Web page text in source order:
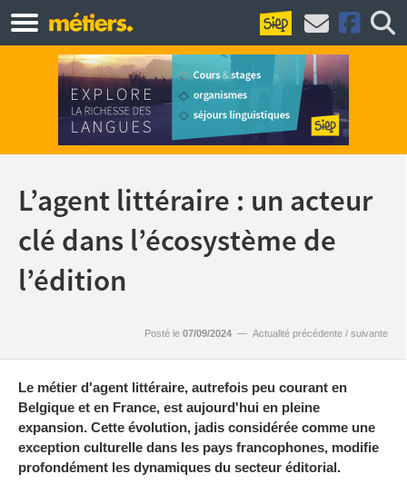
L’agent littéraire : un acteur
clé dans l’écosystème de
l’édition
Posté le 07/09/2024 — Actualité précédente / suivante
Le métier d'agent littéraire, autrefois peu courant en
Belgique et en France, est aujourd'hui en pleine
expansion. Cette évolution, jadis considérée comme une
exception culturelle dans les pays francophones, modifie
profondément les dynamiques du secteur éditorial.